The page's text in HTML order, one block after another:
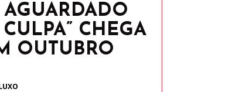
CHEGA
OUTUBRO